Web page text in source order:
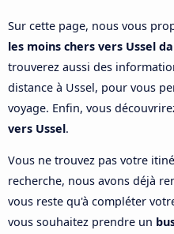
Sur cette page, nous vous
les moins chers vers Ussel
trouverez aussi des
distance à Ussel, pour vous
voyage. Enfin, vous
vers Ussel.
Vous ne trouvez pas votre
recherche, nous avons déjà
vous reste qu'à compléter
vous souhaitez prendre un